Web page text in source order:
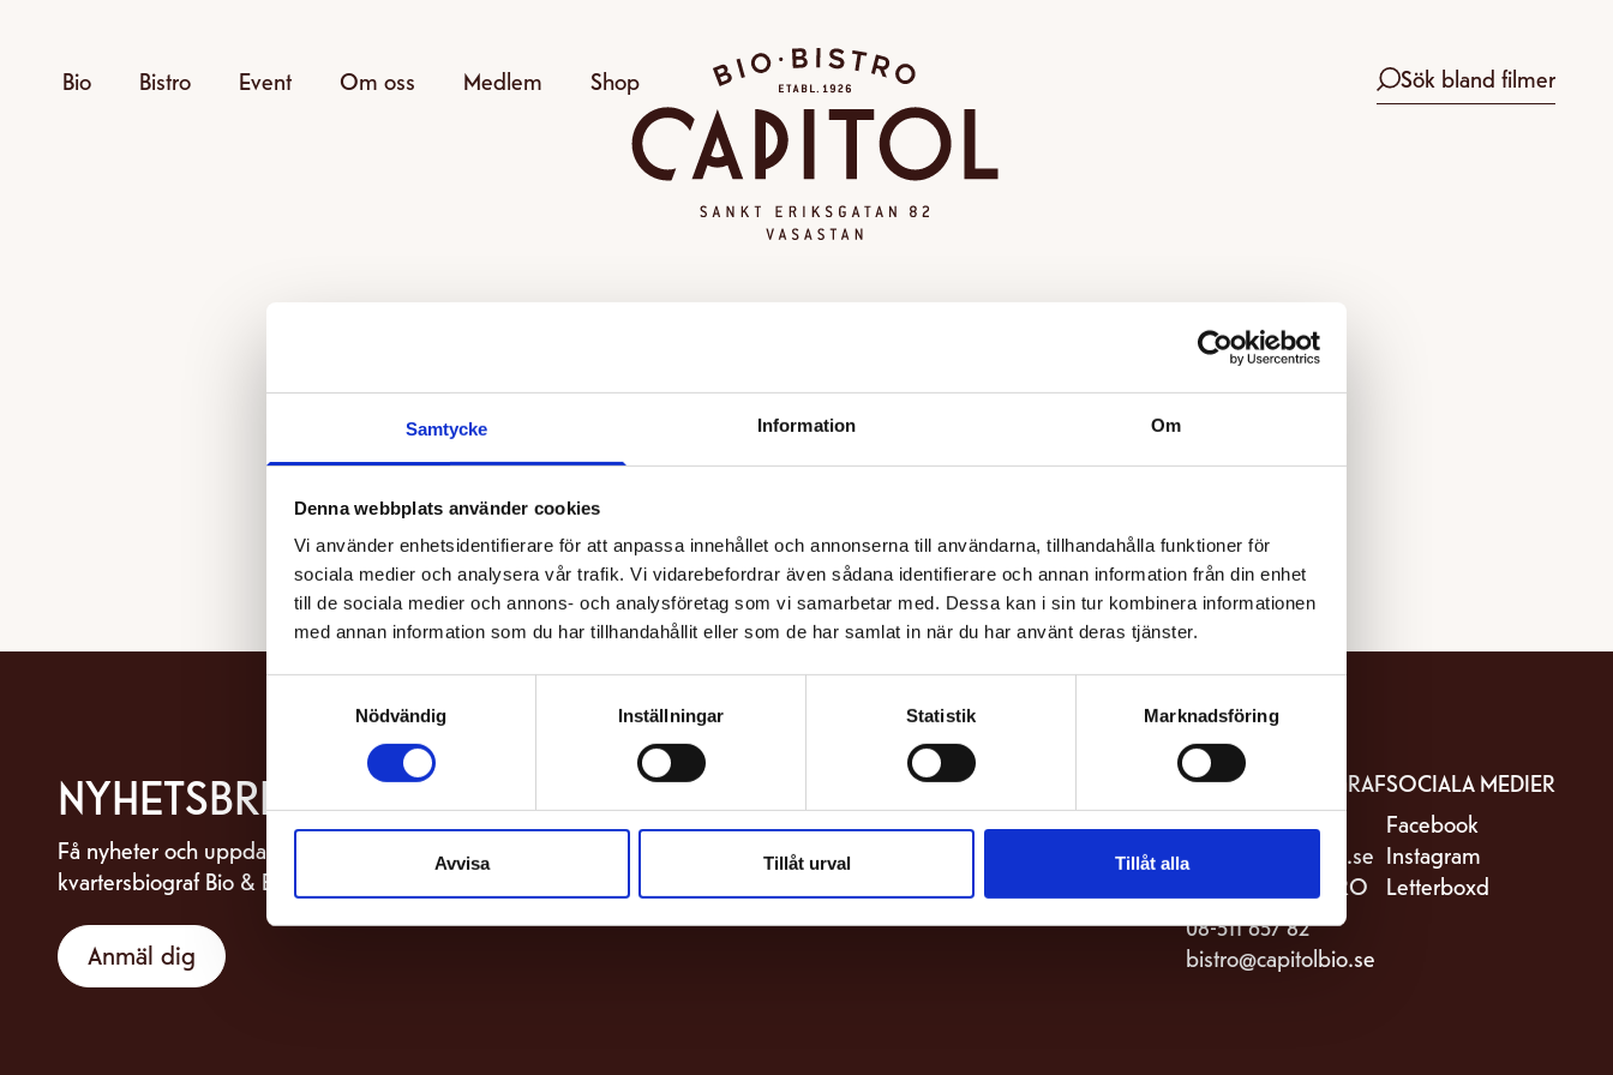
Samtycke Information Om
Denna webbplats använder cookies
Vi använder enhetsidentifierare för att anpassa innehållet och annonserna till användarna, tillhandahålla funktioner för
sociala medier och analysera vår trafik. Vi vidarebefordrar även sådana identifierare och annan information från din enhet
till de sociala medier och annons- och analysföretag som vi samarbetar med. Dessa kan i sin tur kombinera informationen
med annan information som du har tillhandahållit eller som de har samlat in när du har använt deras tjänster.
Nödvändig
Inställningar Statistik Marknadsföring
Avvisa Tillåt urval Tillåt alla
Bio Bistro Event Om oss Medlem Shop
Bio Capitol
Sök bland filmer
OGILTIG VISNING
Den valda visningen kunde inte hittas eller går inte längre att boka.
NYHETSBREV
Få nyheter och uppdateringar om din
kvartersbiograf Bio & Bistro Capitol.
Anmäl dig
Bio & Bistro Capitol
Sankt Eriksgatan 82
KONTAKTA BIOGRAF
08-511 657 81
kassa@capitolbio.se
KONTAKTA BISTRO
08-511 657 82
bistro@capitolbio.se
SOCIALA MEDIER
Facebook
Instagram
Letterboxd